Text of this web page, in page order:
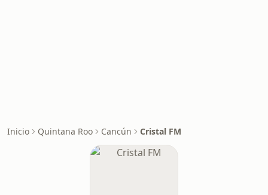
Inicio Quintana Roo Cancún Cristal FM